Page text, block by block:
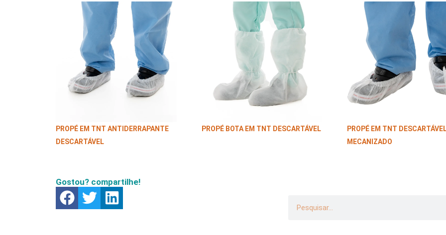
Protetor de barba
PROPÉ EM TNT ANTIDERRAPANTE
DESCARTÁVEL
PROPÉ BOTA EM TNT DESCARTÁVEL
PROPÉ EM TNT
MECANIZADO
Gostou? compartilhe!